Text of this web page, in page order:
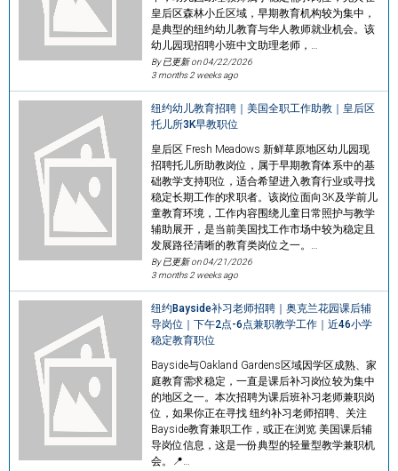
皇后区森林小丘区域，早期教育机构较为集中，
是典型的纽约幼儿教育与华人教师就业机会。该
幼儿园现招聘小班中文助理老师，…
By 已更新 on04/22/2026
3 months 2 weeks ago
纽约幼儿教育招聘｜美国全职工作助教｜皇后区
托儿所3K早教职位
皇后区 Fresh Meadows 新鲜草原地区幼儿园现
招聘托儿所助教岗位，属于早期教育体系中的基
础教学支持职位，适合希望进入教育行业或寻找
稳定长期工作的求职者。该岗位面向3K及学前儿
童教育环境，工作内容围绕儿童日常照护与教学
辅助展开，是当前美国找工作市场中较为稳定且
发展路径清晰的教育类岗位之一。…
By 已更新 on04/21/2026
3 months 2 weeks ago
纽约Bayside补习老师招聘｜奥克兰花园课后辅
导岗位｜下午2点-6点兼职教学工作｜近46小学
稳定教育职位
Bayside与Oakland Gardens区域因学区成熟、家
庭教育需求稳定，一直是课后补习岗位较为集中
的地区之一。本次招聘为课后班补习老师兼职岗
位，如果你正在寻找 纽约补习老师招聘、关注
Bayside教育兼职工作，或正在浏览 美国课后辅
导岗位信息，这是一份典型的轻量型教学兼职机
会。📍…